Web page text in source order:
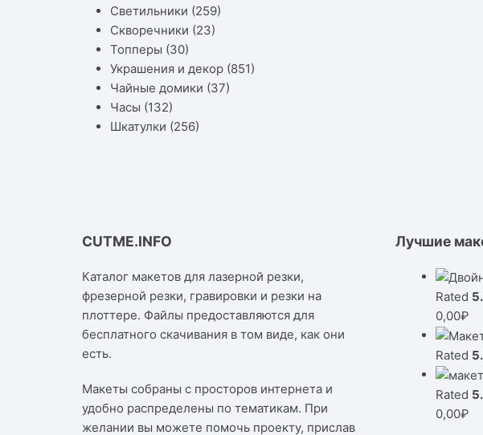
Светильники (259)
Скворечники (23)
Топперы (30)
Украшения и декор (851)
Чайные домики (37)
Часы (132)
Шкатулки (256)
CUTME.INFO
Каталог макетов для лазерной резки,
фрезерной резки, гравировки и резки на
плоттере. Файлы предоставляются для
бесплатного скачивания в том виде, как они
есть.
Макеты собраны с просторов интернета и
удобно распределены по тематикам. При
желании вы можете помочь проекту, прислав
Лучшие
Rated
0,00₽
Rated
Rated
0,00₽